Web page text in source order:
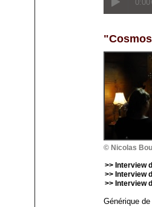
0:00
© Nicolas
>> Interview
>> Interview
>> Interview
Générique